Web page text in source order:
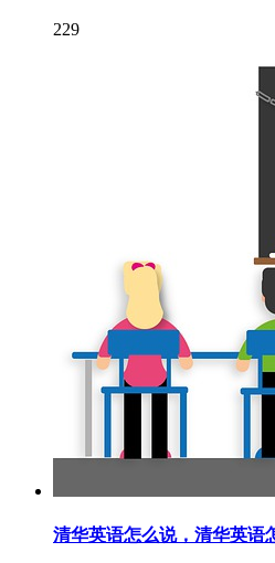
229
清华英语怎么说，清华英语